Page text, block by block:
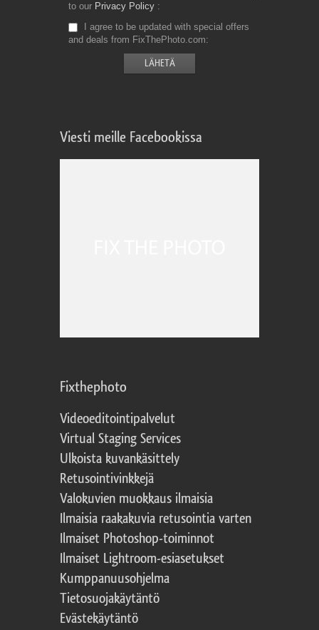
to our Privacy Policy
I agree to be updated with special offers
and deals from FixThePhoto.com
Viesti meille Facebookissa
Fixthephoto
Videoeditointipalvelut
Virtual Staging Services
Ulkoista kuvankäsittely
Retusointivinkkejä
Valokuvien muokkaus ilmaisia
Ilmaisia raakakuvia retusointia varten
Ilmaiset Photoshop-toiminnot
Ilmaiset Lightroom-esiasetukset
Kumppanuusohjelma
Tietosuojakäytäntö
Evästekäytäntö